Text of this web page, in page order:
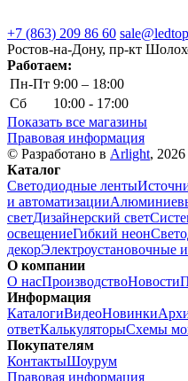
+7 (863) 209 86 60
Ростов-на-Дону, пр-кт
Работаем:
Пн-Пт 9:00 – 18:00
Сб
10:00 - 17:00
Показать все магазины
Правовая информация
© Разработано в Arlight, 2026
Каталог
Светодиодные ленты
и автоматизации
светДизайнерский свет
освещениеГибкий неон
декорЭлектроустановочные
О компании
О насПроизводствоНовости
Информация
КаталогиВидеоНовинки
ответКалькуляторыСхемы
Покупателям
КонтактыШоурум
Правовая информация